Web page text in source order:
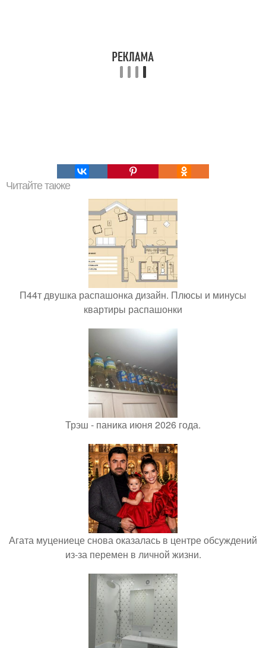
Читайте также
П44т двушка распашонка дизайн. Плюсы и минусы
квартиры распашонки
Трэш - паника июня 2026 года.
Агата муцениеце снова оказалась в центре обсуждений
из-за перемен в личной жизни.